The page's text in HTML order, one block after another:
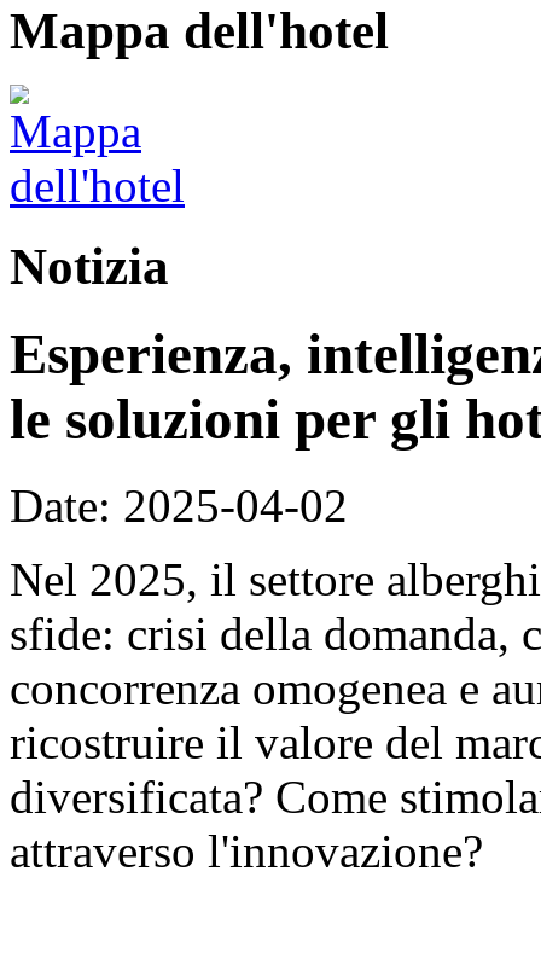
Mappa dell'hotel
Notizia
Esperienza,
le soluzioni per gli
Date: 2025-04-02
Nel 2025, il settore
sfide: crisi della domanda,
concorrenza omogenea e
ricostruire il valore del
diversificata? Come
attraverso l'innovazione?